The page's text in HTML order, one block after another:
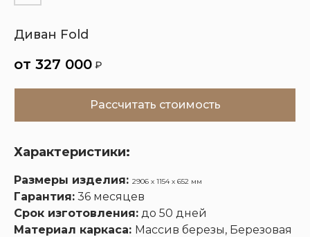
Кухни
Диван Fold
327 000 ₽
Рассчитать стоимость
Характеристики:
Размеры изделия: 2906 х 1154 х 652 мм
Гарантия: 36 месяцев
Срок изготовления: до 50 дней
Материал каркаса: Массив березы, Березовая